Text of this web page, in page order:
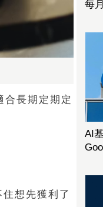
合長期定期定
想先獲利了
每
AI